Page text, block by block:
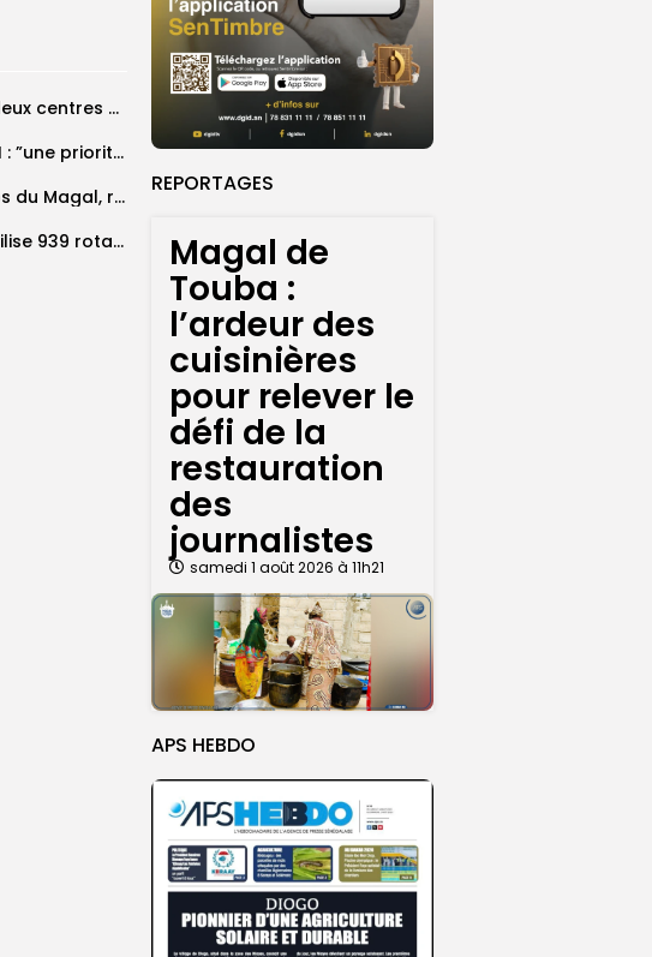
REPORTAGES
Magal de
Touba :
l’ardeur des
cuisinières
pour relever le
défi de la
restauration
des
journalistes
samedi 1 août 2026 à 11h21
APS HEBDO
Magal 2026 : la SEN-CSU ouvre deux centres d’enrôlement à Touba
Retrouver le statut A de la CNDH : ”une priorité nationale”, selon...
Abdoulaye Faye, cocher le temps du Magal, rêve d’un lendemain meilleur
Magal 2026 : Dakar Dem Dikk mobilise 939 rotations et transporte près...